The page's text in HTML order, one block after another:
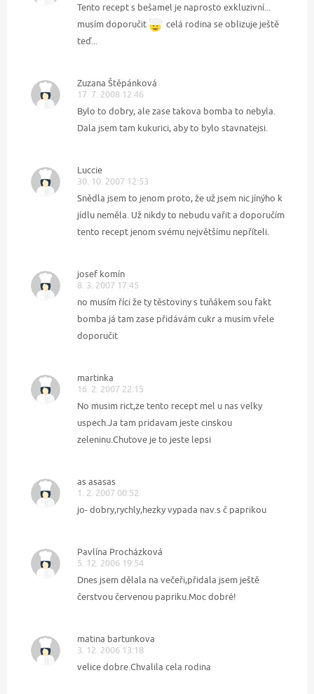
Tento recept s bešamel je naprosto exkluzivní...
musím doporučit
celá rodina se oblizuje ještě
teď...
Zuzana Štěpánková
17. 7. 2008 12:46
Bylo to dobry, ale zase takova bomba to nebyla.
Dala jsem tam kukurici, aby to bylo stavnatejsi.
Luccie
30. 10. 2007 12:53
Snědla jsem to jenom proto, že už jsem nic jínýho k
jídlu neměla. Už nikdy to nebudu vařit a doporučím
tento recept jenom svému největšímu nepříteli.
josef komín
8. 3. 2007 17:45
no musím říci že ty těstoviny s tuňákem sou fakt
bomba já tam zase přidávám cukr a musím vřele
doporučit
martinka
16. 2. 2007 22:15
No musim rict,ze tento recept mel u nas velky
uspech.Ja tam pridavam jeste cinskou
zeleninu.Chutove je to jeste lepsi
as asasas
1. 2. 2007 00:52
jo- dobry,rychly,hezky vypada nav.s č paprikou
Pavlína Procházková
5. 12. 2006 19:54
Dnes jsem dělala na večeři,přidala jsem ještě
čerstvou červenou papriku.Moc dobré!
matina bartunkova
3. 12. 2006 13:18
velice dobre.Chvalila cela rodina